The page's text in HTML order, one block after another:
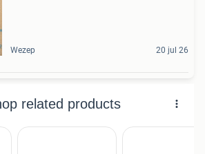
Wezep 20 jul 26